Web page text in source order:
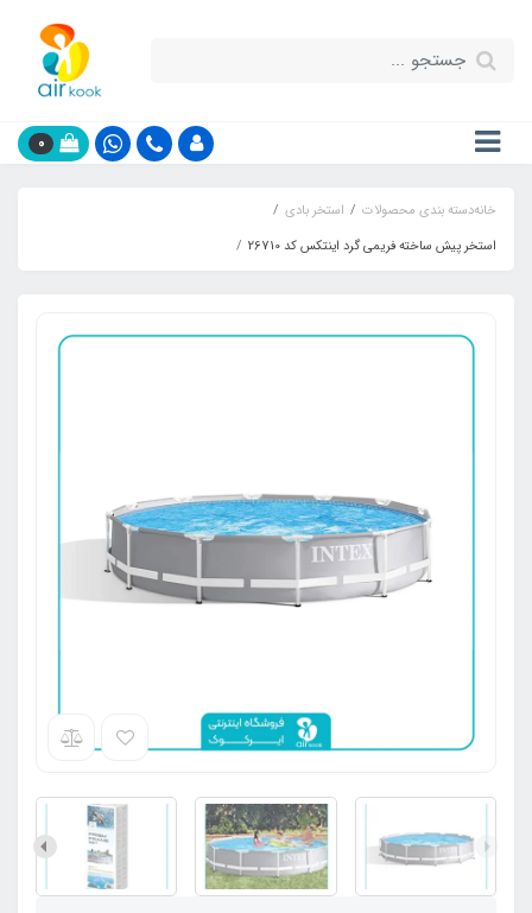
0
خانهدسته بندی محصولات
استخر بادی
استخر پیش ساخته فریمی گرد اینتکس کد 26710